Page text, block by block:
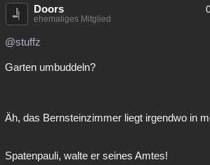
Doors
ehemaliges Mitglied
@stuffz
Garten umbuddeln?
Äh, das Bernsteinzimmer liegt irgendwo in
Spatenpauli, walte er seines Amtes!